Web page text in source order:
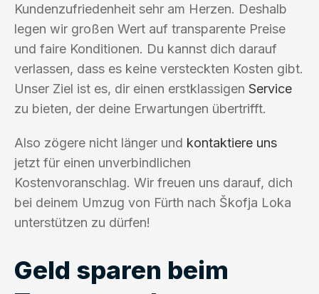
Kundenzufriedenheit sehr am Herzen. Deshalb
legen wir großen Wert auf transparente Preise
und faire Konditionen. Du kannst dich darauf
verlassen, dass es keine versteckten Kosten gibt.
Unser Ziel ist es, dir einen erstklassigen Service
zu bieten, der deine Erwartungen übertrifft.
Also zögere nicht länger und kontaktiere uns
jetzt für einen unverbindlichen
Kostenvoranschlag. Wir freuen uns darauf, dich
bei deinem Umzug von Fürth nach Škofja Loka
unterstützen zu dürfen!
Geld sparen beim